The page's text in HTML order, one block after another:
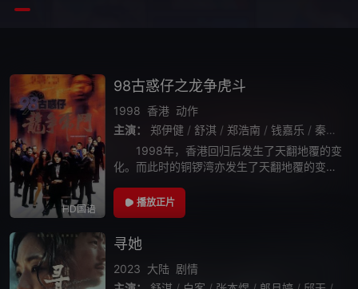
HD国语
98古惑仔之龙争虎斗
1998 香港 动作
主演：
郑伊健 / 舒淇 / 郑浩南 / 钱嘉乐 / 秦沛
1998年，香港回归后发生了天翻地覆的变
化。而此时的铜锣湾亦发生了天翻地覆的变
盘来了两个新人物，一个是东升社的司徒浩南
（郑浩南 饰），一个是湾仔区的新
播放正片
寻她
2023 大陆 剧情